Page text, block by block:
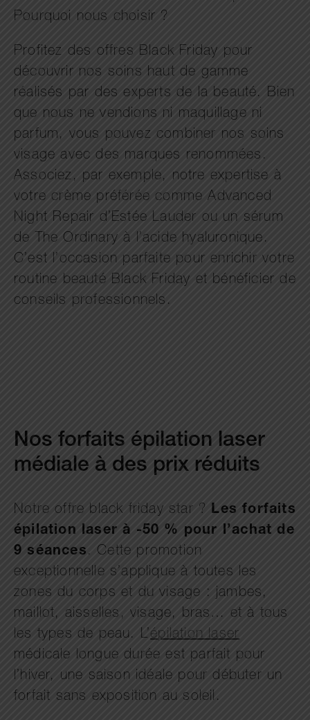
Pourquoi nous choisir ?
Profitez des offres Black Friday pour
découvrir nos soins haut de gamme
réalisés par des experts de la beauté. Bien
que nous ne vendions ni maquillage ni
parfum, vous pouvez combiner nos soins
visage avec des marques renommées.
Associez, par exemple, notre expertise à
votre crème préférée comme Advanced
Night Repair d’Estée Lauder ou un sérum
de The Ordinary à l’acide hyaluronique.
C’est l’occasion parfaite pour enrichir votre
routine beauté Black Friday et bénéficier de
conseils professionnels.
Nos forfaits épilation laser
médiale à des prix réduits
Notre offre black friday star ? Les forfaits
épilation laser à -50 % pour l’achat de
9 séances . Cette promotion
exceptionnelle s’applique à toutes les
zones du corps et du visage : jambes,
maillot, aisselles, visage, bras… et à tous
les types de peau. L’épilation laser
médicale longue durée est parfait pour
l’hiver, une saison idéale pour débuter un
forfait sans exposition au soleil.